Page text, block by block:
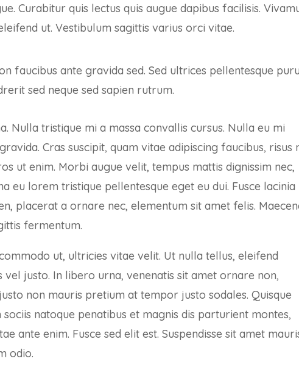
Curabitur quis lectus quis augue dapibus facilisis.
ut. Vestibulum sagittis varius orci vitae.
faucibus ante gravida sed. Sed ultrices pellentesque
sed neque sed sapien rutrum.
Nulla tristique mi a massa convallis cursus. Nulla eu mi
Cras suscipit, quam vitae adipiscing faucibus, risus
ut enim. Morbi augue velit, tempus mattis dignissim nec,
eu lorem tristique pellentesque eget eu dui. Fusce lacinia
placerat a ornare nec, elementum sit amet felis.
fermentum.
ut, ultricies vitae velit. Ut nulla tellus, eleifend
vel justo. In libero urna, venenatis sit amet ornare non,
non mauris pretium at tempor justo sodales. Quisque
natoque penatibus et magnis dis parturient montes,
ante enim. Fusce sed elit est. Suspendisse sit amet
odio.